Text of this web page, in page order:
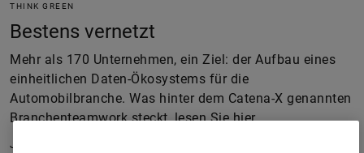
THINK GREEN
Bestens vernetzt
Mehr als 170 Unternehmen, ein Ziel: der Aufbau eines
einheitlichen Daten-Ökosystems für die
Automobilbranche. Was hinter dem Catena-X genannten
Branchenteamwork steckt, lesen Sie hier.
Juni 2024